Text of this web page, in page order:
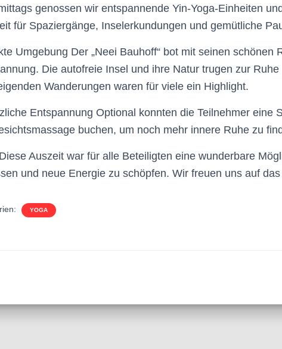
genossen wir entspannende Yin-Yoga-Einheiten
für Spaziergänge, Inselerkundungen und gemütliche
Umgebung Der „Neei Bauhoff“ bot mit seinen schönen
Die autofreie Insel und ihre Natur trugen zur
Wanderungen waren für viele ein Highlight.
Entspannung Optional konnten die Teilnehmer eine
buchen, um noch mehr innere Ruhe zu
Auszeit war für alle Beteiligten eine wunderbare
und neue Energie zu schöpfen. Wir freuen uns auf
YOGA